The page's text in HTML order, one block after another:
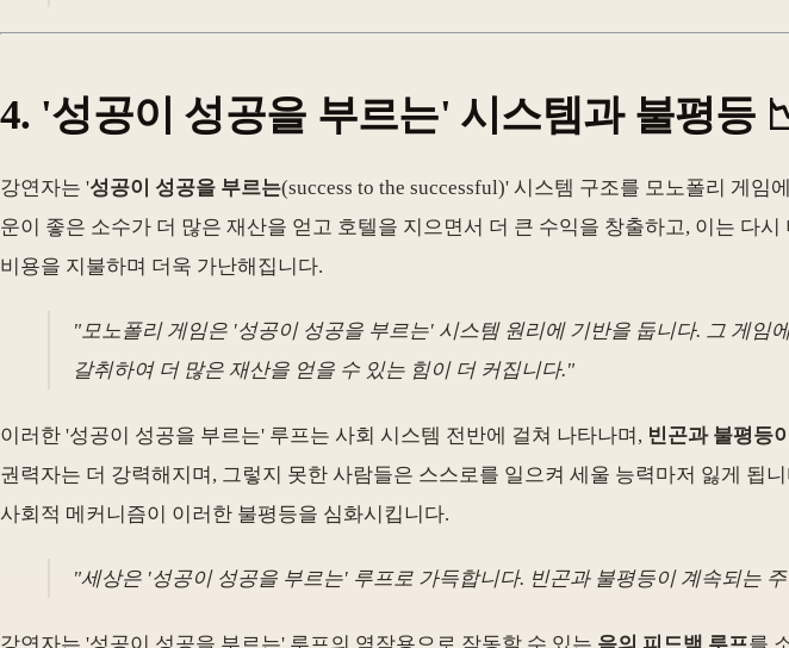
4. '성공이 성공을 부르는' 시스템과 불평등
강연자는 '성공이 성공을 부르는(success to the successful)' 시스템 구조를 모노폴리 게
운이 좋은 소수가 더 많은 재산을 얻고 호텔을 지으면서 더 큰 수익을 창출하고, 이는 다
비용을 지불하며 더욱 가난해집니다.
"모노폴리 게임은 '성공이 성공을 부르는' 시스템 원리에 기반을 둡니다. 그 게임
갈취하여 더 많은 재산을 얻을 수 있는 힘이 더 커집니다."
이러한 '성공이 성공을 부르는' 루프는 사회 시스템 전반에 걸쳐 나타나며, 빈곤과 불평등
권력자는 더 강력해지며, 그렇지 못한 사람들은 스스로를 일으켜 세울 능력마저 잃게 됩
사회적 메커니즘이 이러한 불평등을 심화시킵니다.
"세상은 '성공이 성공을 부르는' 루프로 가득합니다. 빈곤과 불평등이 계속되는